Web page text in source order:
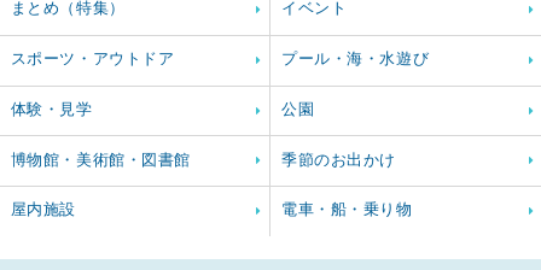
まとめ（特集） イベント
スポーツ・アウトドア プール・海・水遊び
体験・見学 公園
博物館・美術館・図書館 季節のお出かけ
屋内施設 電車・船・乗り物